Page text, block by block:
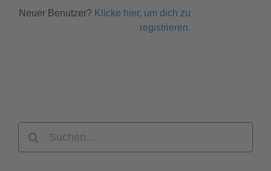
Neuer Benutzer? Klicke hier, um dich zu
registrieren.
Suche
nach: